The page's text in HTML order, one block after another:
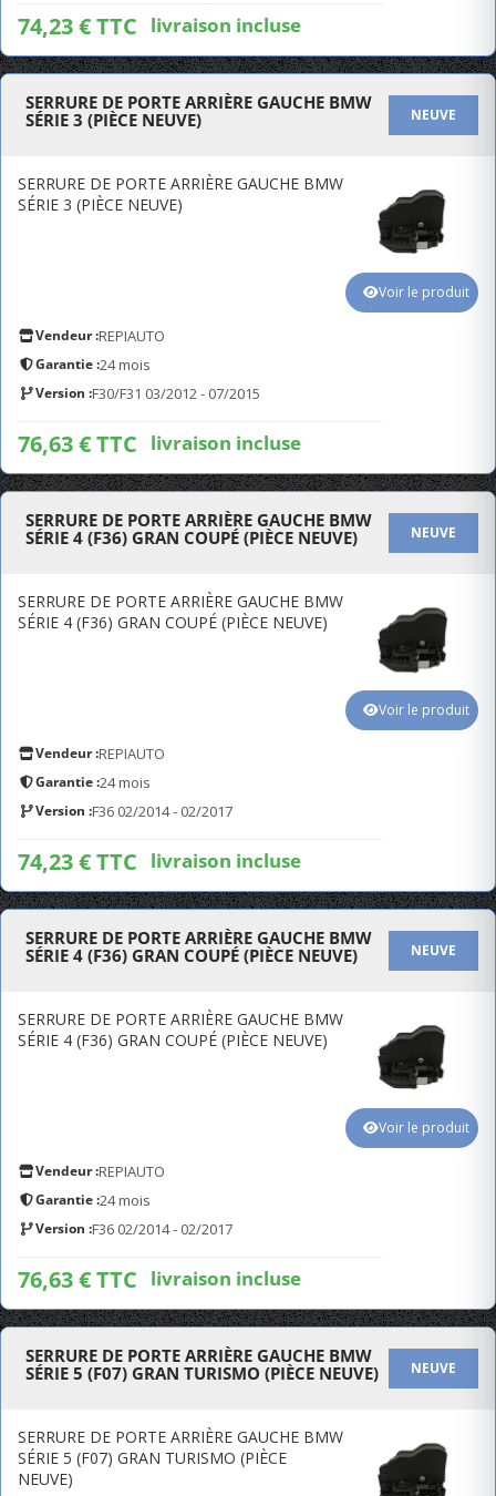
74,23 € TTC livraison incluse
SERRURE DE PORTE ARRIÈRE GAUCHE BMW
SÉRIE 3 (PIÈCE NEUVE)
NEUVE
SERRURE DE PORTE ARRIÈRE GAUCHE BMW
SÉRIE 3 (PIÈCE NEUVE)
Vendeur :REPIAUTO
Garantie :24 mois
Version :F30/F31 03/2012 - 07/2015
76,63 € TTC livraison incluse
Voir le produit
SERRURE DE PORTE ARRIÈRE GAUCHE BMW
SÉRIE 4 (F36) GRAN COUPÉ (PIÈCE NEUVE)
NEUVE
SERRURE DE PORTE ARRIÈRE GAUCHE BMW
SÉRIE 4 (F36) GRAN COUPÉ (PIÈCE NEUVE)
Vendeur :REPIAUTO
Garantie :24 mois
Version :F36 02/2014 - 02/2017
74,23 € TTC livraison incluse
Voir le produit
SERRURE DE PORTE ARRIÈRE GAUCHE BMW
SÉRIE 4 (F36) GRAN COUPÉ (PIÈCE NEUVE)
NEUVE
SERRURE DE PORTE ARRIÈRE GAUCHE BMW
SÉRIE 4 (F36) GRAN COUPÉ (PIÈCE NEUVE)
Vendeur :REPIAUTO
Garantie :24 mois
Version :F36 02/2014 - 02/2017
76,63 € TTC livraison incluse
Voir le produit
SERRURE DE PORTE ARRIÈRE GAUCHE BMW
SÉRIE 5 (F07) GRAN TURISMO (PIÈCE NEUVE)
NEUVE
SERRURE DE PORTE ARRIÈRE GAUCHE BMW
SÉRIE 5 (F07) GRAN TURISMO (PIÈCE
NEUVE)